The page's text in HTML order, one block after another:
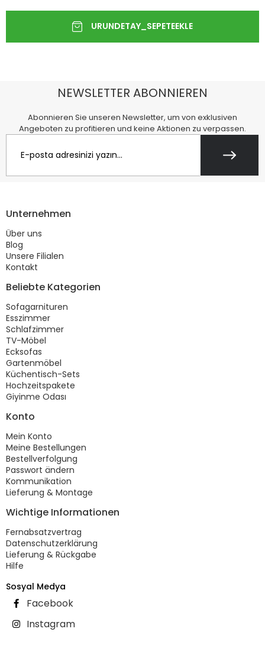
NEWSLETTER ABONNIEREN
Abonnieren Sie unseren Newsletter, um von exklusiven
Angeboten zu profitieren und keine Aktionen zu verpassen.
Unternehmen
Über uns
Blog
Unsere Filialen
Kontakt
Beliebte Kategorien
Sofagarnituren
Esszimmer
Schlafzimmer
TV-Möbel
Ecksofas
Gartenmöbel
Küchentisch-Sets
Hochzeitspakete
Giyinme Odası
Konto
Mein Konto
Meine Bestellungen
Bestellverfolgung
Passwort ändern
Kommunikation
Lieferung & Montage
Wichtige Informationen
Fernabsatzvertrag
Datenschutzerklärung
Lieferung & Rückgabe
Hilfe
Sosyal Medya
Facebook
Instagram